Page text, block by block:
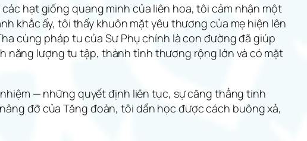
hạt giống quang minh của liên hoa, tôi cảm nhận một
khắc ấy, tôi thấy khuôn mặt yêu thương của mẹ hiện lên
cùng pháp tu của Sư Phụ chính là con đường đã giúp
năng lượng tu tập, thành tình thương rộng lớn và có mặt
— những quyết định liên tục, sự căng thẳng tinh
đỡ của Tăng đoàn, tôi dần học được cách buông xả,